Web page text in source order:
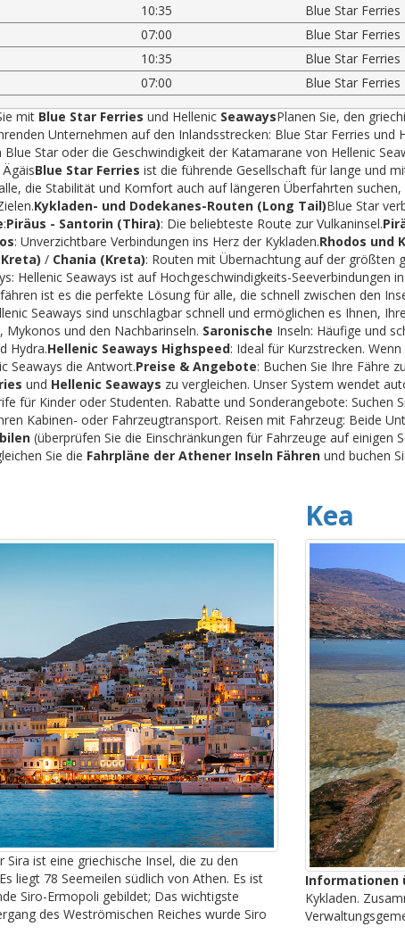
10:35 Blue Star Ferries
07:00 Blue Star Ferries
10:35 Blue Star Ferries
07:00 Blue Star Ferries
mit Blue Star Ferries und Hellenic SeawaysPlanen Sie, den
Unternehmen auf den Inlandsstrecken: Blue Star Ferries und
Star oder die Geschwindigkeit der Katamarane von Hellenic
Blue Star Ferries ist die führende Gesellschaft für lange und
die Stabilität und Komfort auch auf längeren Überfahrten
Kykladen- und Dodekanes-Routen (Long Tail)Blue Star
:Piräus - Santorin (Thira): Die beliebteste Route zur Vulkaninsel.
: Unverzichtbare Verbindungen ins Herz der Kykladen.Rhodos und
/ Chania (Kreta): Routen mit Übernachtung auf der größten
Hellenic Seaways ist auf Hochgeschwindigkeits-Seeverbindungen
ist es die perfekte Lösung für alle, die schnell zwischen den
Seaways sind unschlagbar schnell und ermöglichen es Ihnen,
Mykonos und den Nachbarinseln. Saronische Inseln: Häufige und
Hydra.Hellenic Seaways Highspeed: Ideal für Kurzstrecken. Wenn
Seaways die Antwort.Preise & Angebote: Buchen Sie Ihre Fähre
und Hellenic Seaways zu vergleichen. Unser System wendet
für Kinder oder Studenten. Rabatte und Sonderangebote: Suchen
Kabinen- oder Fahrzeugtransport. Reisen mit Fahrzeug: Beide
(überprüfen Sie die Einschränkungen für Fahrzeuge auf einigen
Sie die Fahrpläne der Athener Inseln Fähren und buchen
Sira ist eine griechische Insel, die zu den
liegt 78 Seemeilen südlich von Athen. Es ist
Siro-Ermopoli gebildet; Das wichtigste
des Weströmischen Reiches wurde Siro
Kea
Informationen
Kykladen.